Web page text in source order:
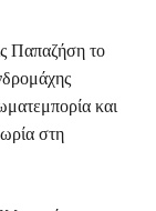
Παπαζήση το
και
στη